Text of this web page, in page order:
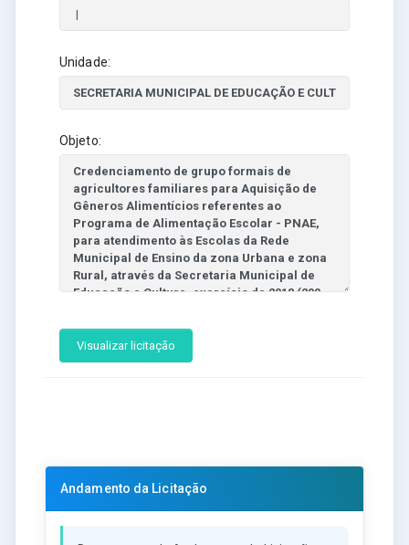
Unidade:
Objeto:
Visualizar licitação
Andamento da Licitação